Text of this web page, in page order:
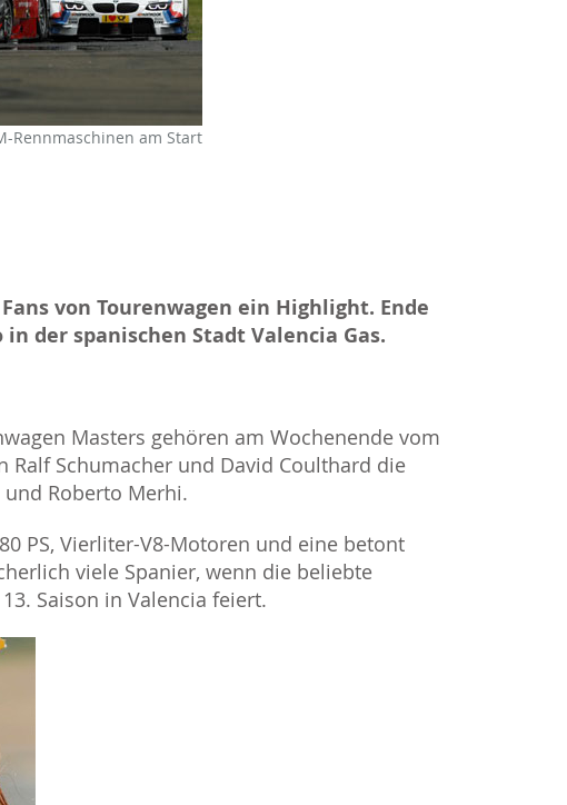
Rennmaschinen am Start
von Tourenwagen ein Highlight. Ende
der spanischen Stadt Valencia Gas.
Masters gehören am Wochenende vom
Ralf Schumacher und David Coulthard die
Roberto Merhi.
PS, Vierliter-V8-Motoren und eine betont
viele Spanier, wenn die beliebte
Saison in Valencia feiert.